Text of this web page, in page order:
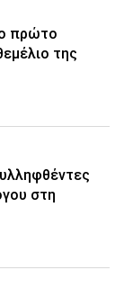
πρώτο
της
στη